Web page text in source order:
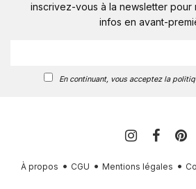
inscrivez-vous à la newsletter pour
infos en avant-
En continuant, vous acceptez la
À propos CGU Mentions légales